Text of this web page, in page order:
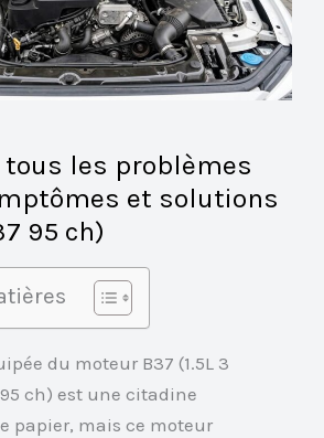
tous les problèmes
et solutions
95 ch)
du moteur B37 (1.5L 3
ch) est une citadine
papier, mais ce moteur